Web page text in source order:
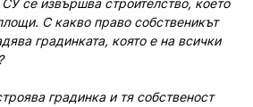
се извършва строителство, което
С какво право собственикът
градинката, която е на всички
градинка и тя собственост